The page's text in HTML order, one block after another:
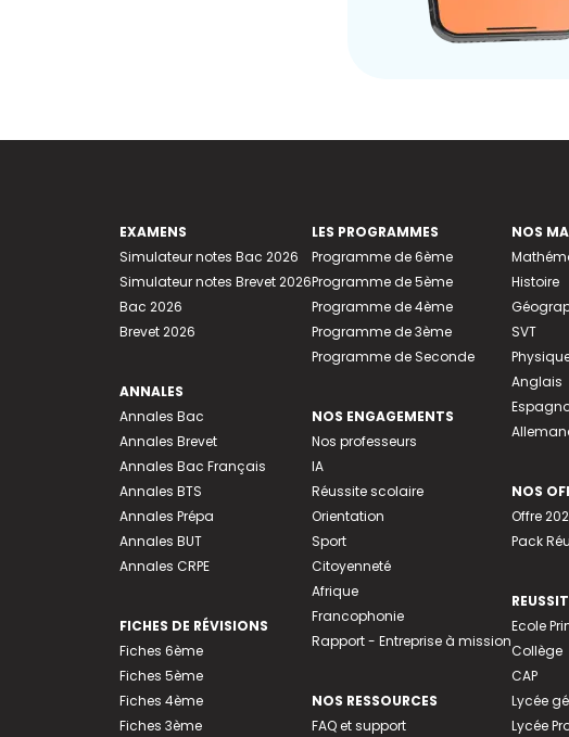
EXAMENS
Simulateur notes Bac 2026
Simulateur notes Brevet 2026
Bac 2026
Brevet 2026
ANNALES
Annales Bac
Annales Brevet
Annales Bac Français
Annales BTS
Annales Prépa
Annales BUT
Annales CRPE
FICHES DE RÉVISIONS
Fiches 6ème
Fiches 5ème
Fiches 4ème
Fiches 3ème
LES PROGRAMMES
Programme de 6ème
Programme de 5ème
Programme de 4ème
Programme de 3ème
Programme de Seconde
NOS ENGAGEMENTS
Nos professeurs
IA
Réussite scolaire
Orientation
Sport
Citoyenneté
Afrique
Francophonie
Rapport - Entreprise à mission
NOS RESSOURCES
FAQ et support
NOS
Histoire
SVT
Anglais
NOS
Offre
Pack
Ecole
Collège
CAP
Lycée
Lycée